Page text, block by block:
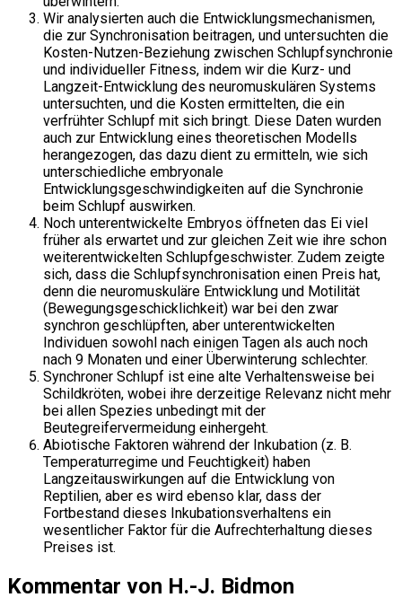
Wir analysierten auch die Entwicklungsmechanismen,
die zur Synchronisation beitragen, und untersuchten die
Kosten-Nutzen-Beziehung zwischen Schlupfsynchronie
und individueller Fitness, indem wir die Kurz- und
Langzeit-Entwicklung des neuromuskulären Systems
untersuchten, und die Kosten ermittelten, die ein
verfrühter Schlupf mit sich bringt. Diese Daten wurden
auch zur Entwicklung eines theoretischen Modells
herangezogen, das dazu dient zu ermitteln, wie sich
unterschiedliche embryonale
Entwicklungsgeschwindigkeiten auf die Synchronie
beim Schlupf auswirken.
Noch unterentwickelte Embryos öffneten das Ei viel
früher als erwartet und zur gleichen Zeit wie ihre schon
weiterentwickelten Schlupfgeschwister. Zudem zeigte
sich, dass die Schlupfsynchronisation einen Preis hat,
denn die neuromuskuläre Entwicklung und Motilität
(Bewegungsgeschicklichkeit) war bei den zwar
synchron geschlüpften, aber unterentwickelten
Individuen sowohl nach einigen Tagen als auch noch
nach 9 Monaten und einer Überwinterung schlechter.
Synchroner Schlupf ist eine alte Verhaltensweise bei
Schildkröten, wobei ihre derzeitige Relevanz nicht mehr
bei allen Spezies unbedingt mit der
Beutegreifervermeidung einhergeht.
Abiotische Faktoren während der Inkubation (z. B.
Temperaturregime und Feuchtigkeit) haben
Langzeitauswirkungen auf die Entwicklung von
Reptilien, aber es wird ebenso klar, dass der
Fortbestand dieses Inkubationsverhaltens ein
wesentlicher Faktor für die Aufrechterhaltung dieses
Preises ist.
Kommentar von H.-J. Bidmon